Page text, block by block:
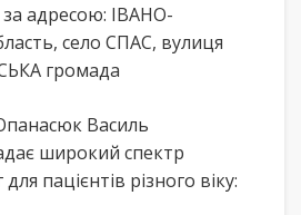
адресою: ІВАНО-
село СПАС, вулиця
громада
Василь
широкий спектр
пацієнтів різного віку: